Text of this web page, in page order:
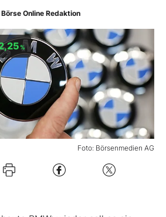
Börse Online Redaktion
Foto: Börsenmedien AG
%